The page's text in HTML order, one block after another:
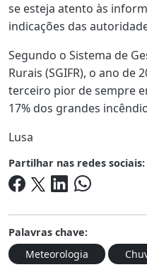
se esteja atento às
indicações das
Segundo o Sistema de
Rurais (SGIFR), o ano de
terceiro pior de sempre
17% dos grandes
Lusa
Partilhar nas redes sociais:
Palavras chave:
Meteorologia